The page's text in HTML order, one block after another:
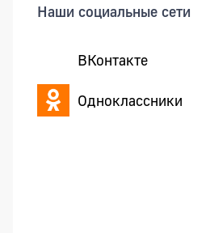
Наши социальные сети
ВКонтакте
Одноклассники